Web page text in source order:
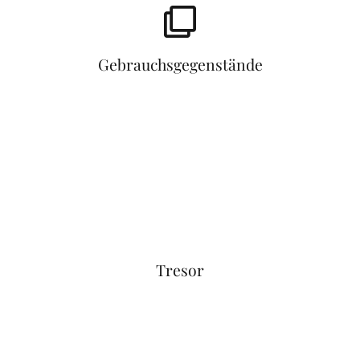
Gebrauchsgegenstände
Tresor